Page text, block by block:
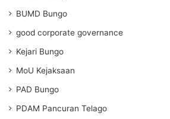
BUMD Bungo
good corporate governance
Kejari Bungo
MoU Kejaksaan
PAD Bungo
PDAM Pancuran Telago